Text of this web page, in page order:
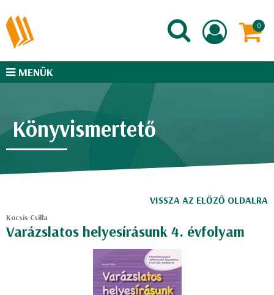
MENÜK
Könyvismertető
VISSZA AZ ELŐZŐ OLDALRA
Kocsis Csilla
Varázslatos helyesírásunk 4. évfolyam